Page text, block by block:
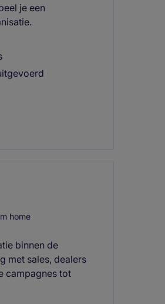
je een
home
binnen de
met sales, dealers
campagnes tot